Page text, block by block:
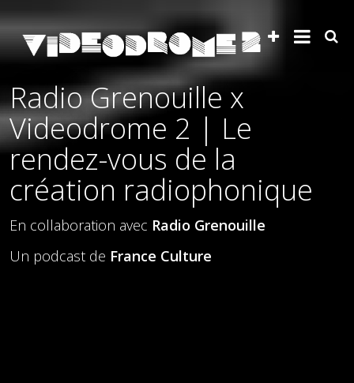
Radio Grenouille x
Videodrome 2 | Le
rendez-vous de la
création radiophonique
En collaboration avec Radio Grenouille
Un podcast de France Culture